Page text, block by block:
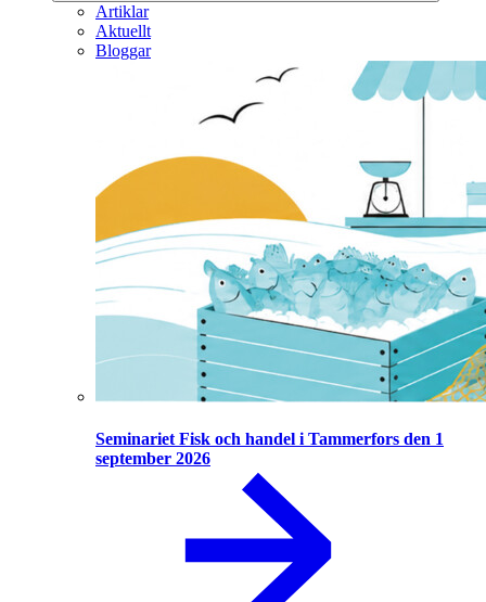
Artiklar
Aktuellt
Bloggar
Seminariet Fisk och handel i Tammerfors den 1
september 2026